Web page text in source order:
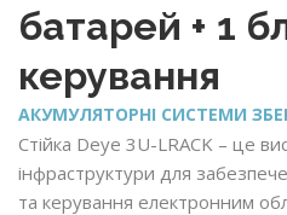
батарей + 1
керування
АКУМУЛЯТОРНІ СИСТЕМИ
Стійка Deye 3U-LRACK – це
інфраструктури для
та керування електронним